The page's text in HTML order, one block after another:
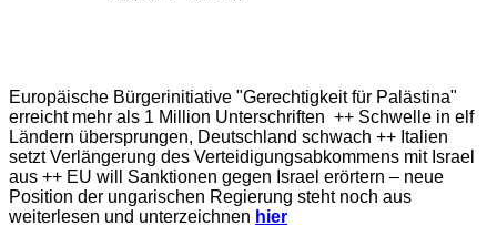
Europäische Bürgerinitiative "Gerechtigkeit für Palästina"
erreicht mehr als 1 Million Unterschriften ++ Schwelle in elf
Ländern übersprungen, Deutschland schwach ++ Italien
setzt Verlängerung des Verteidigungsabkommens mit Israel
aus ++ EU will Sanktionen gegen Israel erörtern – neue
Position der ungarischen Regierung steht noch aus
weiterlesen und unterzeichnen hier